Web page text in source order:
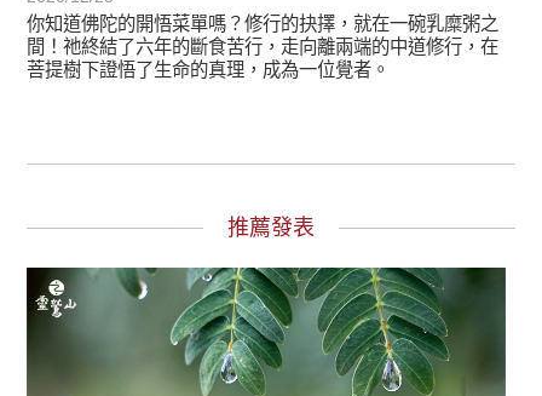
你知道佛陀的開悟菜單嗎？修行的抉擇，就在一碗乳糜粥之
間！祂終結了六年的斷食苦行，走向離兩端的中道修行，在
菩提樹下證悟了生命的真理，成為一位覺者。
推薦發表